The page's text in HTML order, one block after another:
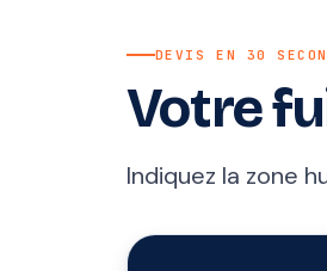
DEVIS EN 30
Votre
Indiquez la zone